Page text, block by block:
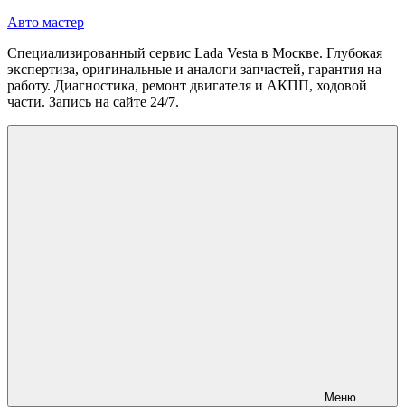
Перейти
содержимому
Авто мастер
Специализированный сервис Lada Vesta в Москве. Глубокая
экспертиза, оригинальные и аналоги запчастей, гарантия на
работу. Диагностика, ремонт двигателя и АКПП, ходовой
части. Запись на сайте 24/7.
Меню